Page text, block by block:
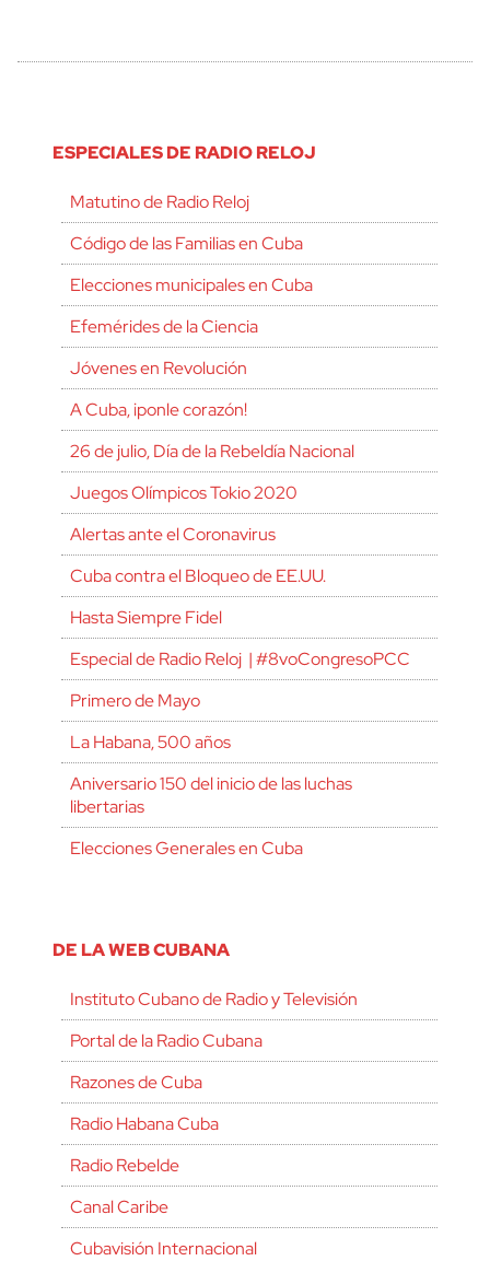
ESPECIALES DE RADIO RELOJ
Matutino de Radio Reloj
Código de las Familias en Cuba
Elecciones municipales en Cuba
Efemérides de la Ciencia
Jóvenes en Revolución
A Cuba, ¡ponle corazón!
26 de julio, Día de la Rebeldía Nacional
Juegos Olímpicos Tokio 2020
Alertas ante el Coronavirus
Cuba contra el Bloqueo de EE.UU.
Hasta Siempre Fidel
Especial de Radio Reloj | #8voCongresoPCC
Primero de Mayo
La Habana, 500 años
Aniversario 150 del inicio de las luchas
libertarias
Elecciones Generales en Cuba
DE LA WEB CUBANA
Instituto Cubano de Radio y Televisión
Portal de la Radio Cubana
Razones de Cuba
Radio Habana Cuba
Radio Rebelde
Canal Caribe
Cubavisión Internacional